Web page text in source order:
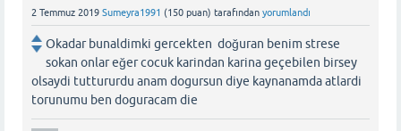
2 Temmuz 2019 Sumeyra1991 (150 puan) tarafından yorumlandı
Okadar bunaldimki gercekten doğuran benim strese
sokan onlar eğer cocuk karindan karina geçebilen birsey
olsaydi tuttururdu anam dogursun diye kaynanamda atlardi
torunumu ben doguracam die